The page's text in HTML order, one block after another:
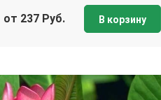
от 237 Руб.
В корзину